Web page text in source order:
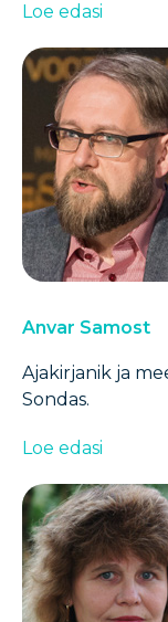
Loe edasi
Anvar Samost
Ajakirjanik ja
Sondas.
Loe edasi